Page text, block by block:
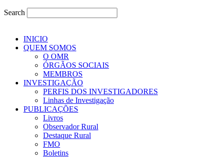
Search
INICIO
QUEM SOMOS
O OMR
ÓRGÃOS SOCIAIS
MEMBROS
INVESTIGAÇÃO
PERFIS DOS INVESTIGADORES
Linhas de Investigação
PUBLICAÇÕES
Livros
Observador Rural
Destaque Rural
FMO
Boletins